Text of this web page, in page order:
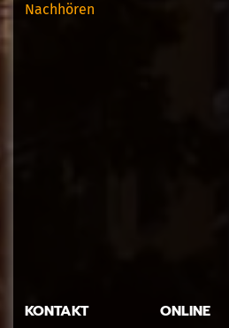
Nachhören
KONTAKT ONLINE